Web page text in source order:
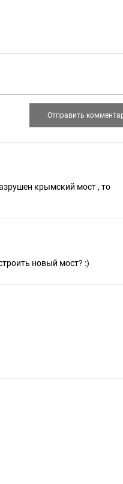
крымский мост , то
новый мост? :)